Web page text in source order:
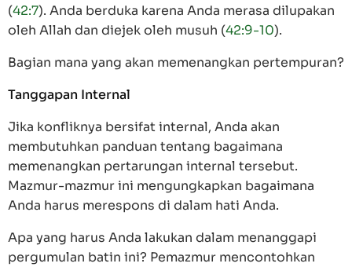
(42:7). Anda berduka karena Anda merasa dilupakan
oleh Allah dan diejek oleh musuh (42:9-10).
Bagian mana yang akan memenangkan pertempuran?
Tanggapan Internal
Jika konfliknya bersifat internal, Anda akan
membutuhkan panduan tentang bagaimana
memenangkan pertarungan internal tersebut.
Mazmur-mazmur ini mengungkapkan bagaimana
Anda harus merespons di dalam hati Anda.
Apa yang harus Anda lakukan dalam menanggapi
pergumulan batin ini? Pemazmur mencontohkan